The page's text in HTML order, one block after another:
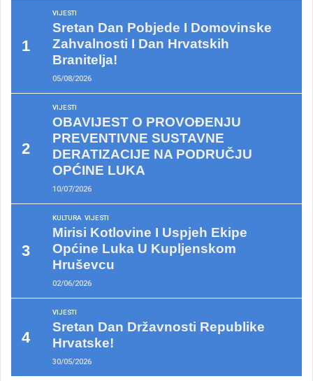
VIJESTI
Sretan Dan Pobjede I Domovinske
Zahvalnosti I Dan Hrvatskih
Branitelja!
05/08/2026
VIJESTI
OBAVIJEST O PROVOĐENJU
PREVENTIVNE SUSTAVNE
DERATIZACIJE NA PODRUČJU
OPĆINE LUKA
10/07/2026
KULTURA VIJESTI
Mirisi Kotlovine I Uspjeh Ekipe
Općine Luka U Kupljenskom
Hruševcu
02/06/2026
VIJESTI
Sretan Dan Državnosti Republike
Hrvatske!
30/05/2026